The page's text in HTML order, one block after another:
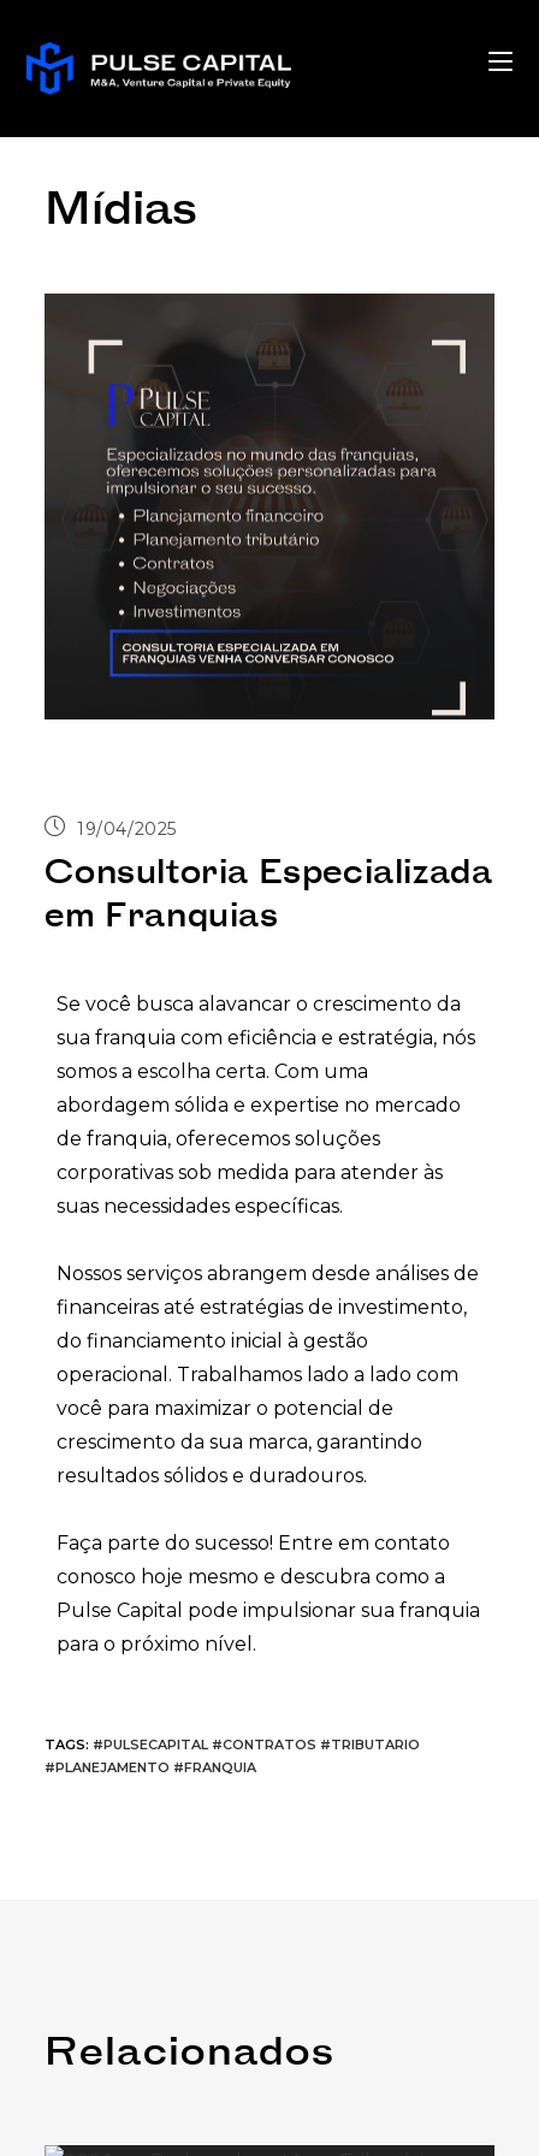
Mídias
19/04/2025
Consultoria Especializada
em Franquias
Se você busca alavancar o crescimento da
sua franquia com eficiência e estratégia, nós
somos a escolha certa. Com uma
abordagem sólida e expertise no mercado
de franquia, oferecemos soluções
corporativas sob medida para atender às
suas necessidades específicas.
Nossos serviços abrangem desde análises de
financeiras até estratégias de investimento,
do financiamento inicial à gestão
operacional. Trabalhamos lado a lado com
você para maximizar o potencial de
crescimento da sua marca, garantindo
resultados sólidos e duradouros.
Faça parte do sucesso! Entre em contato
conosco hoje mesmo e descubra como a
Pulse Capital pode impulsionar sua franquia
para o próximo nível.
TAGS: #PULSECAPITAL #CONTRATOS #TRIBUTARIO
#PLANEJAMENTO #FRANQUIA
Relacionados